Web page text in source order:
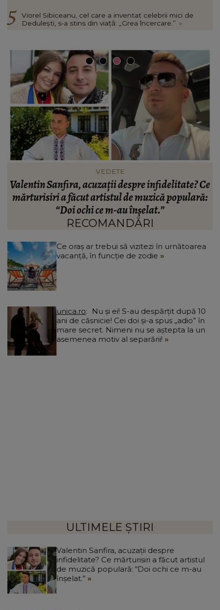
Viorel Sibiceanu, cel care a inventat celebrii mici de
Dedulești, s-a stins din viață: „Grea încercare.” »
VEDETE
Valentin Sanfira, acuzații despre infidelitate? Ce
mărturisiri a făcut artistul de muzică populară:
“Doi ochi ce m-au înșelat.”
RECOMANDĂRI
Ce oraș ar trebui să vizitezi în urnătoarea
vacanță, în funcție de zodie
unica.ro
ani de căsnicie! Cei doi și-a spus „adio” în
mare secret. Nimeni nu se aștepta la un
asemenea motiv al separării!
ULTIMELE ȘTIRI
Valentin Sanfira, acuzații despre
infidelitate? Ce mărturisiri a făcut artistul
de muzică populară: “Doi ochi ce m-au
înșelat.”